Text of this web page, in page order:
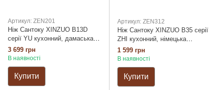
Артикул: ZEN201
Ніж Сантоку XINZUO B13D
серії YU кухонний, дамаська
нержавіюча сталь 67 шарів із
сердечником 10Cr15CoMoV,
60±2HRC, залізне дерево
(ZEN201)
3 699 грн
В наявності
Купити
Артикул: ZEN312
Ніж Сантоку XINZUO B35 серії
ZHI кухонний, німецька
нержавіюча сталь 1.4116, 56-
58HRC, червоне сандалове
1 599 грн
В наявності
Купити